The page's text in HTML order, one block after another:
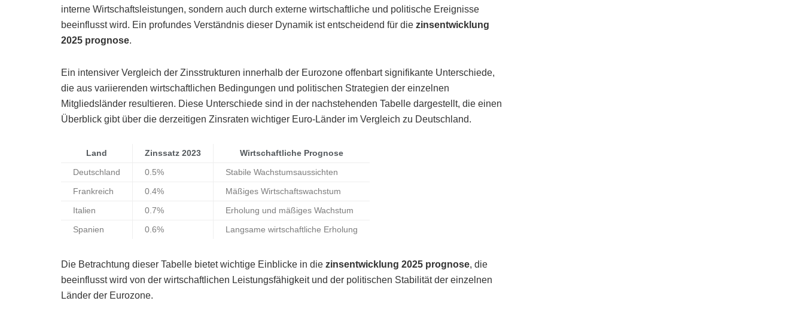
interne Wirtschaftsleistungen, sondern auch durch externe wirtschaftliche und politische Ereignisse
beeinflusst wird. Ein profundes Verständnis dieser Dynamik ist entscheidend für die zinsentwicklung
2025 prognose.
Ein intensiver Vergleich der Zinsstrukturen innerhalb der Eurozone offenbart signifikante Unterschiede,
die aus variierenden wirtschaftlichen Bedingungen und politischen Strategien der einzelnen
Mitgliedsländer resultieren. Diese Unterschiede sind in der nachstehenden Tabelle dargestellt, die einen
Überblick gibt über die derzeitigen Zinsraten wichtiger Euro-Länder im Vergleich zu Deutschland.
Land Zinssatz 2023 Wirtschaftliche Prognose
Deutschland 0.5% Stabile Wachstumsaussichten
Frankreich 0.4% Mäßiges Wirtschaftswachstum
Italien 0.7% Erholung und mäßiges Wachstum
Spanien 0.6% Langsame wirtschaftliche Erholung
Die Betrachtung dieser Tabelle bietet wichtige Einblicke in die zinsentwicklung 2025 prognose, die
beeinflusst wird von der wirtschaftlichen Leistungsfähigkeit und der politischen Stabilität der einzelnen
Länder der Eurozone.